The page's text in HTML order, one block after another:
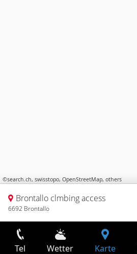
©search.ch, swisstopo, OpenStreetMap, others
Brontallo clmbing access
6692 Brontallo
Tel Wetter Karte